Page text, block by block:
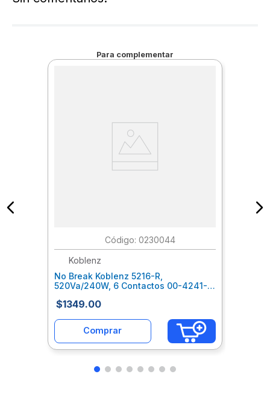
Para complementar
: 0230044
Koblenz
No Break Koblenz 5216-R,
520Va/240W, 6 Contactos 00-4241-
$1349.00
Comprar